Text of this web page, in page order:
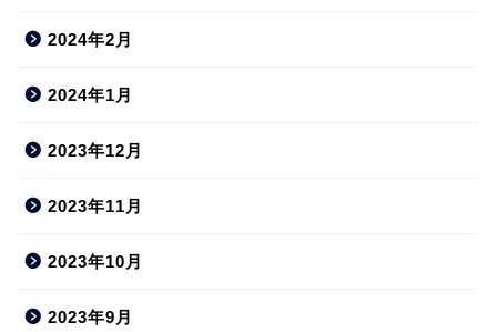
2024年2月
2024年1月
2023年12月
2023年11月
2023年10月
2023年9月